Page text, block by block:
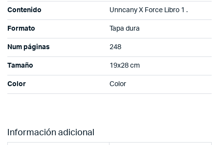
Contenido Unncany X Force Libro 1 .
Formato Tapa dura
Num páginas 248
Tamaño 19x28 cm
Color Color
Información adicional